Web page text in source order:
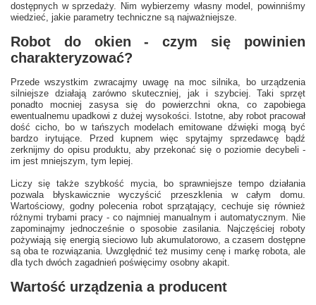
dostępnych w sprzedaży. Nim wybierzemy własny model, powinniśmy
wiedzieć, jakie parametry techniczne są najważniejsze.
Robot do okien - czym się powinien
charakteryzować?
Przede wszystkim zwracajmy uwagę na moc silnika, bo urządzenia
silniejsze działają zarówno skuteczniej, jak i szybciej. Taki sprzęt
ponadto mocniej zasysa się do powierzchni okna, co zapobiega
ewentualnemu upadkowi z dużej wysokości. Istotne, aby robot pracował
dość cicho, bo w tańszych modelach emitowane dźwięki mogą być
bardzo irytujące. Przed kupnem więc spytajmy sprzedawcę bądź
zerknijmy do opisu produktu, aby przekonać się o poziomie decybeli -
im jest mniejszym, tym lepiej.
Liczy się także szybkość mycia, bo sprawniejsze tempo działania
pozwala błyskawicznie wyczyścić przeszklenia w całym domu.
Wartościowy, godny polecenia robot sprzątający, cechuje się również
różnymi trybami pracy - co najmniej manualnym i automatycznym. Nie
zapominajmy jednocześnie o sposobie zasilania. Najczęściej roboty
pożywiają się energią sieciowo lub akumulatorowo, a czasem dostępne
są oba te rozwiązania. Uwzględnić też musimy cenę i markę robota, ale
dla tych dwóch zagadnień poświęcimy osobny akapit.
Wartość urządzenia a producent